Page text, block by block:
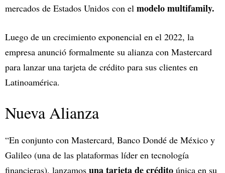
mercados de Estados Unidos con el modelo multifamily.
Luego de un crecimiento exponencial en el 2022, la
empresa anunció formalmente su alianza con Mastercard
para lanzar una tarjeta de crédito para sus clientes en
Latinoamérica.
Nueva Alianza
“En conjunto con Mastercard, Banco Dondé de México y
Galileo (una de las plataformas líder en tecnología
financieras), lanzamos una tarjeta de crédito única en su